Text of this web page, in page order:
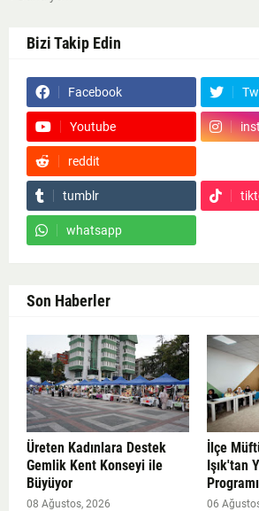
Bizi Takip Edin
Facebook
Youtube
reddit
tumblr
whatsapp
Son Haberler
Üreten Kadınlara Destek
Gemlik Kent Konseyi ile
Büyüyor
08 Ağustos, 2026
İlçe
Işık'tan
06